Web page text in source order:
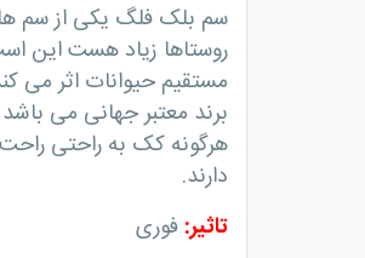
سم بلک فلگ یکی از سم
روستاها زیاد هست این
برند معتبر جهانی می
هرگونه کک به راحتی
دارند.
تاثیر: فوری